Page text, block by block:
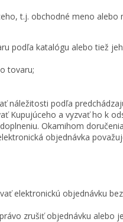
t.j. obchodné meno alebo
katalógu alebo tiež
tovaru;
náležitosti podľa
Kupujúceho a vyzvať ho k
Okamihom
objednávka
elektronickú objednávku
zrušiť objednávku alebo